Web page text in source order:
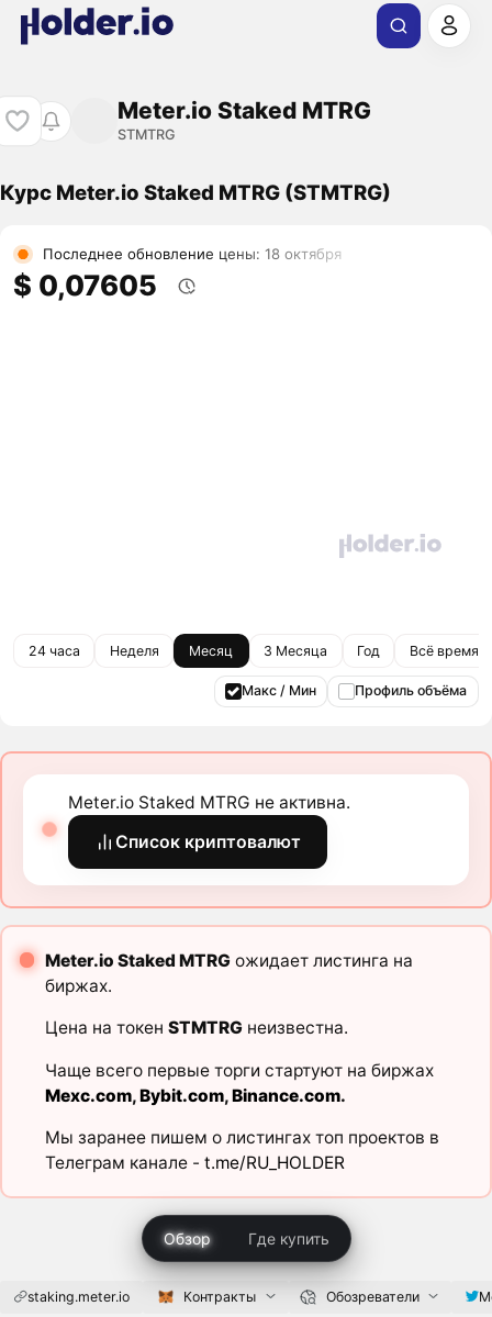
Meter.io Staked MTRG
STMTRG
Курс Meter.io Staked MTRG (STMTRG)
Последнее обновление цены: 18 октября
$ 0,07605
24 часа Неделя Месяц 3 Месяца Год Всё время
Макс / Мин Профиль объёма
Meter.io Staked MTRG не активна.
Список криптовалют
Meter.io Staked MTRGожидает листинга на
биржах.
Цена на токен STMTRGнеизвестна.
Чаще всего первые торги стартуют на биржах
Mexc.com,Bybit.com,Binance.com.
Мы заранее пишем о листингах топ проектов в
Телеграм канале - t.me/RU_HOLDER
Обзор Где купить
staking.meter.io Контракты Обозреватели